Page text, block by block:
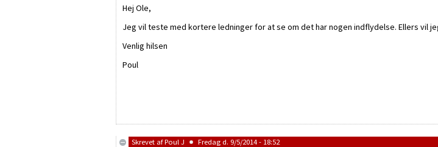
Hej Ole,
Jeg vil teste med kortere ledninger for at se om det har nogen indflydelse. Ellers vil
Venlig hilsen
Poul
Skrevet afPoul J Fredag d. 9/5/2014 - 18:52